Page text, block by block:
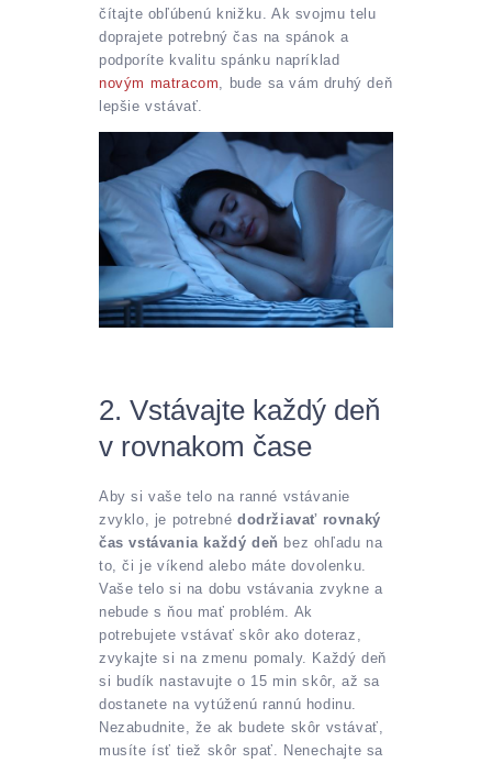
čítajte obľúbenú knižku. Ak svojmu telu
doprajete potrebný čas na spánok a
podporíte kvalitu spánku napríklad
novým matracom , bude sa vám druhý deň
lepšie vstávať.
2. Vstávajte každý deň
v rovnakom čase
Aby si vaše telo na ranné vstávanie
zvyklo, je potrebné dodržiavať rovnaký
čas vstávania každý deň bez ohľadu na
to, či je víkend alebo máte dovolenku.
Vaše telo si na dobu vstávania zvykne a
nebude s ňou mať problém. Ak
potrebujete vstávať skôr ako doteraz,
zvykajte si na zmenu pomaly. Každý deň
si budík nastavujte o 15 min skôr, až sa
dostanete na vytúženú rannú hodinu.
Nezabudnite, že ak budete skôr vstávať,
musíte ísť tiež skôr spať. Nenechajte sa